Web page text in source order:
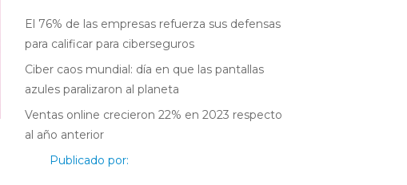
El 76% de las empresas refuerza sus defensas
para calificar para ciberseguros
Ciber caos mundial: día en que las pantallas
azules paralizaron al planeta
Ventas online crecieron 22% en 2023 respecto
al año anterior
Publicado por: